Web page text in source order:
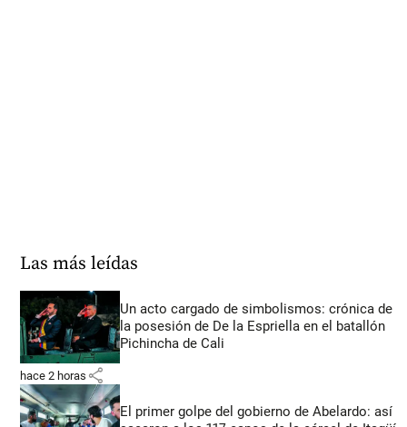
Las más leídas
Un acto cargado de simbolismos: crónica de
la posesión de De la Espriella en el batallón
Pichincha de Cali
hace 2 horas share
El primer golpe del gobierno de Abelardo: así